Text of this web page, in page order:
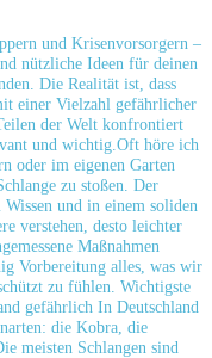
und Krisenvorsorgern –
nützliche Ideen für deinen
Die⁤ Realität ist, dass
einer ⁢Vielzahl ⁤gefährlicher
der Welt konfrontiert
⁤und ‍wichtig.Oft ⁣höre ⁤ich
oder im eigenen‌ Garten
zu stoßen. Der
⁣und in ⁤einem ⁣soliden
verstehen, desto leichter
Maßnahmen
Vorbereitung ​alles, was wir
zu ​fühlen. Wichtigste
gefährlich In Deutschland
die Kobra, die
meisten ⁣Schlangen‌ sind